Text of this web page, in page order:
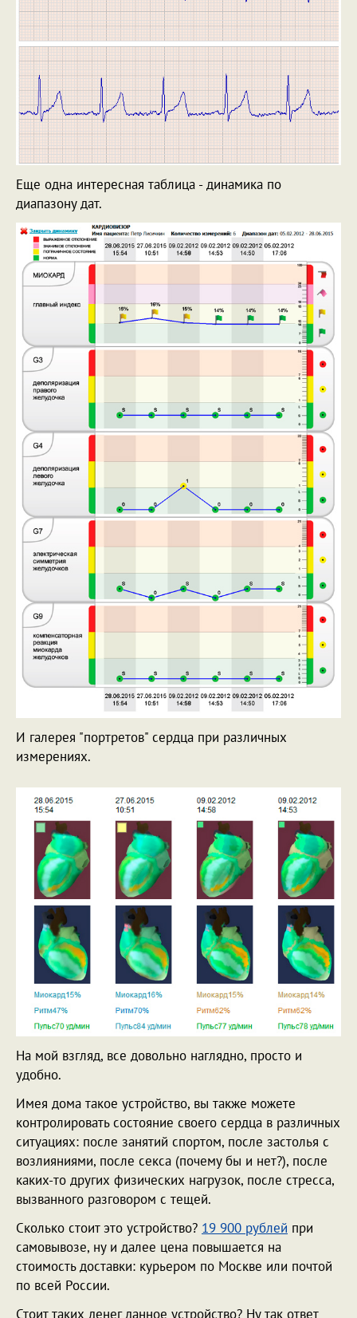
Еще одна интересная таблица - динамика по
диапазону дат.
И галерея "портретов" сердца при различных
измерениях.
На мой взгляд, все довольно наглядно, просто и
удобно.
Имея дома такое устройство, вы также можете
контролировать состояние своего сердца в различных
ситуациях: после занятий спортом, после застолья с
возлияниями, после секса (почему бы и нет?), после
каких-то других физических нагрузок, после стресса,
вызванного разговором с тещей.
Сколько стоит это устройство? 19 900 рублей при
самовывозе, ну и далее цена повышается на
стоимость доставки: курьером по Москве или почтой
по всей России.
Стоит таких денег данное устройство? Ну так ответ